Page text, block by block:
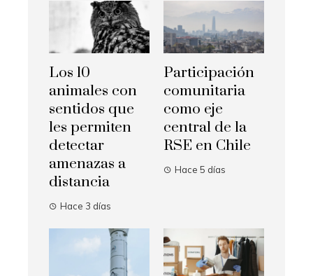
Los 10
animales con
sentidos que
les permiten
detectar
amenazas a
distancia
Hace 3 días
Participación
comunitaria
como eje
central de la
RSE en Chile
Hace 5 días